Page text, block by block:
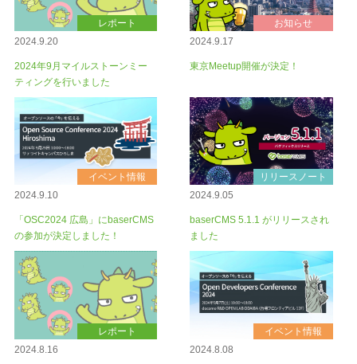
レポート
2024.9.20
2024年9月マイルストーンミー
ティングを行いました
お知らせ
2024.9.17
東京Meetup開催が決定！
イベント情報
2024.9.10
「OSC2024 広島」にbaserCMS
の参加が決定しました！
リリースノート
2024.9.05
baserCMS 5.1.1 がリリースされ
ました
レポート
2024.8.16
イベント情報
2024.8.08